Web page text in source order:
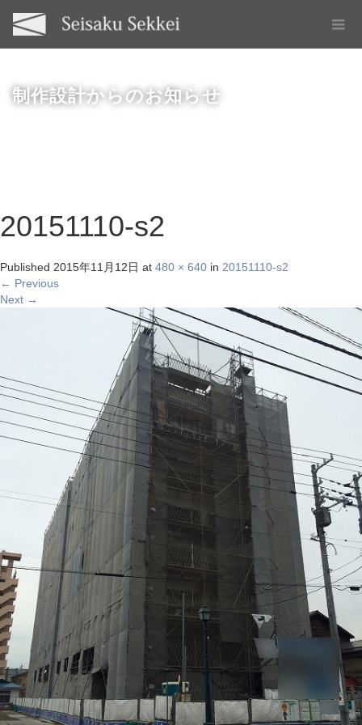
制作設計からのお知らせ
20151110-s2
Published 2015年11月12日 at 480 × 640 in 20151110-s2
← Previous
Next →